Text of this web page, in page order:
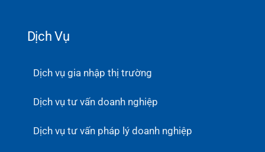
Dịch Vụ
Dịch vụ gia nhập thị trường
Dịch vụ tư vấn doanh nghiệp
Dịch vụ tư vấn pháp lý doanh nghiệp